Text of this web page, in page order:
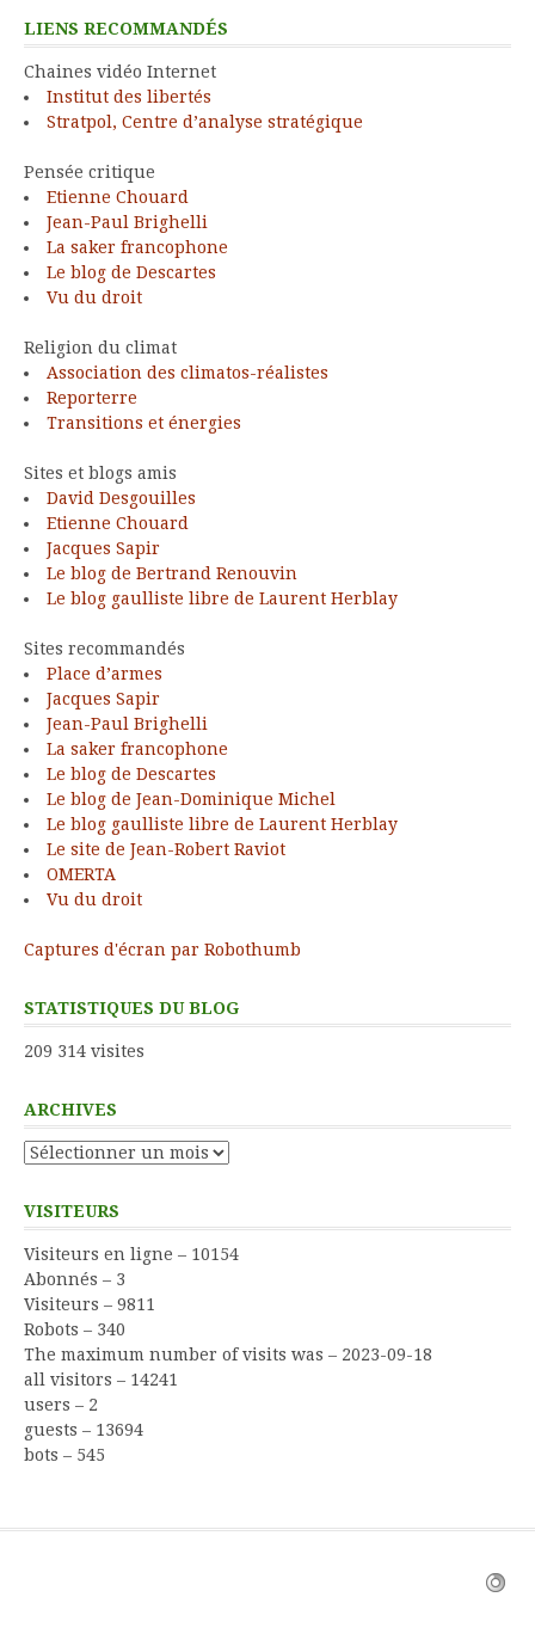
LIENS RECOMMANDÉS
Chaines vidéo Internet
Institut des libertés
Stratpol, Centre d’analyse stratégique
Pensée critique
Etienne Chouard
Jean-Paul Brighelli
La saker francophone
Le blog de Descartes
Vu du droit
Religion du climat
Association des climatos-réalistes
Reporterre
Transitions et énergies
Sites et blogs amis
David Desgouilles
Etienne Chouard
Jacques Sapir
Le blog de Bertrand Renouvin
Le blog gaulliste libre de Laurent Herblay
Sites recommandés
Place d’armes
Jacques Sapir
Jean-Paul Brighelli
La saker francophone
Le blog de Descartes
Le blog de Jean-Dominique Michel
Le blog gaulliste libre de Laurent Herblay
Le site de Jean-Robert Raviot
OMERTA
Vu du droit
Captures d'écran par Robothumb
STATISTIQUES DU BLOG
209 314 visites
ARCHIVES
Archives
VISITEURS
Visiteurs en ligne – 10154
Abonnés – 3
Visiteurs – 9811
Robots – 340
The maximum number of visits was – 2023-09-18
all visitors – 14241
users – 2
guests – 13694
bots – 545